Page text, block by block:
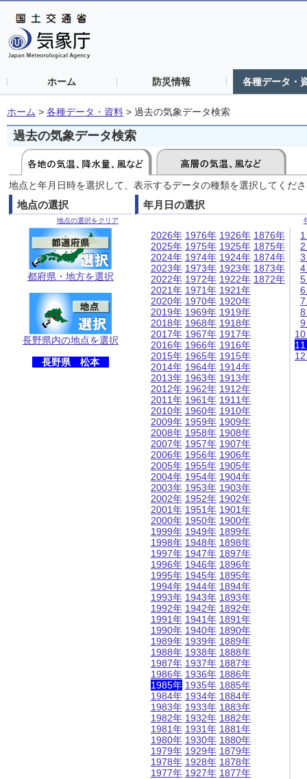
ホーム 防災情報 各種データ・
ホーム > 各種データ・資料 > 過去の気象データ検索
過去の気象データ検索
地点と年月日時を選択して、表示するデータの種類を選択してくだ
地点の選択
地点の選択をクリア
都府県・地方を選択
長野県内の地点を選択
長野県 松本
年月日の選択
2026年
2025年
2024年
2023年
2022年
2021年
2020年
2019年
2018年
2017年
2016年
2015年
2014年
2013年
2012年
2011年
2010年
2009年
2008年
2007年
2006年
2005年
2004年
2003年
2002年
2001年
2000年
1999年
1998年
1997年
1996年
1995年
1994年
1993年
1992年
1991年
1990年
1989年
1988年
1987年
1986年
1985年
1984年
1983年
1982年
1981年
1980年
1979年
1978年
1977年
1976年
1975年
1974年
1973年
1972年
1971年
1970年
1969年
1968年
1967年
1966年
1965年
1964年
1963年
1962年
1961年
1960年
1959年
1958年
1957年
1956年
1955年
1954年
1953年
1952年
1951年
1950年
1949年
1948年
1947年
1946年
1945年
1944年
1943年
1942年
1941年
1940年
1939年
1938年
1937年
1936年
1935年
1934年
1933年
1932年
1931年
1930年
1929年
1928年
1927年
1926年
1925年
1924年
1923年
1922年
1921年
1920年
1919年
1918年
1917年
1916年
1915年
1914年
1913年
1912年
1911年
1910年
1909年
1908年
1907年
1906年
1905年
1904年
1903年
1902年
1901年
1900年
1899年
1898年
1897年
1896年
1895年
1894年
1893年
1892年
1891年
1890年
1889年
1888年
1887年
1886年
1885年
1884年
1883年
1882年
1881年
1880年
1879年
1878年
1877年
1876年
1875年
1874年
1873年
1872年